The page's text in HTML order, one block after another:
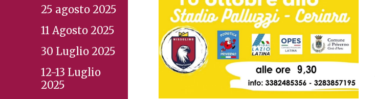
25 agosto 2025
11 Agosto 2025
30 Luglio 2025
12-13 Luglio
2025